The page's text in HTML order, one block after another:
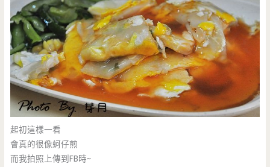
起初這樣一看
會真的很像蚵仔煎
而我拍照上傳到FB時~